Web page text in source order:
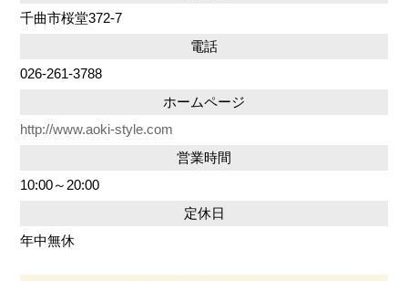
千曲市桜堂372-7
電話
026-261-3788
ホームページ
http://www.aoki-style.com
営業時間
10:00～20:00
定休日
年中無休